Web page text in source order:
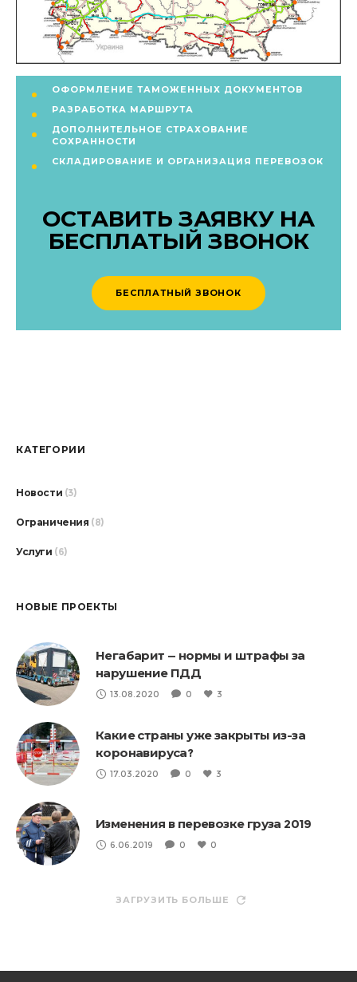
ОФОРМЛЕНИЕ ТАМОЖЕННЫХ ДОКУМЕНТОВ
РАЗРАБОТКА МАРШРУТА
ДОПОЛНИТЕЛЬНОЕ СТРАХОВАНИЕ
СОХРАННОСТИ
СКЛАДИРОВАНИЕ И ОРГАНИЗАЦИЯ ПЕРЕВОЗОК
ОСТАВИТЬ ЗАЯВКУ НА
БЕСПЛАТЫЙ ЗВОНОК
БЕСПЛАТНЫЙ ЗВОНОК
КАТЕГОРИИ
Новости (3)
Ограничения (8)
Услуги (6)
НОВЫЕ ПРОЕКТЫ
Негабарит — нормы и штрафы за
нарушение ПДД
13.08.2020 0 3
Какие страны уже закрыты из-за
коронавируса?
17.03.2020 0 3
Изменения в перевозке груза 2019
6.06.2019 0 0
ЗАГРУЗИТЬ БОЛЬШЕ